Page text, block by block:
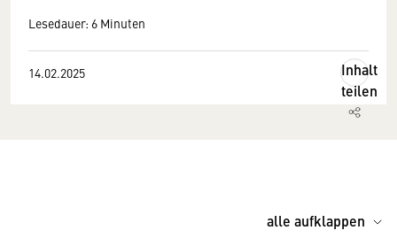
Lesedauer: 6 Minuten
14.02.2025
Inhalt
teilen
alle aufklappen